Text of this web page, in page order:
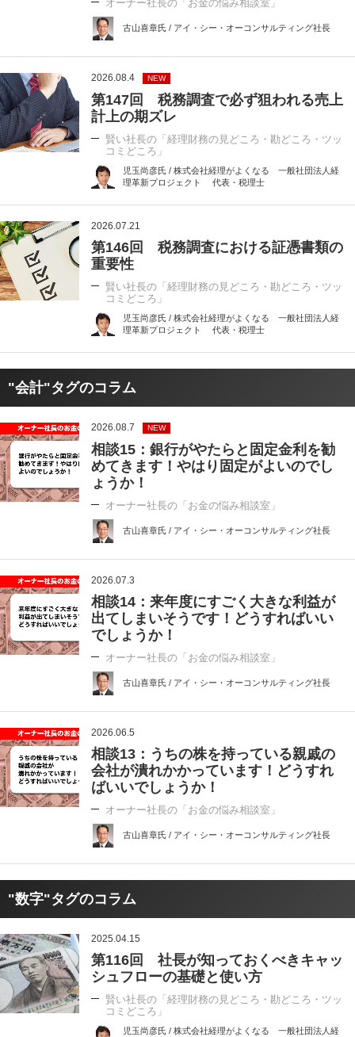
オーナー社長の「お金の悩み相談室」
古山喜章氏 / アイ・シー・オーコンサルティング社長
2026.08.4 NEW
第147回 税務調査で必ず狙われる売上
計上の期ズレ
賢い社長の「経理財務の見どころ・勘どころ・ツッ
コミどころ」
児玉尚彦氏 / 株式会社経理がよくなる 一般社団法人経
理革新プロジェクト 代表・税理士
2026.07.21
第146回 税務調査における証憑書類の
重要性
賢い社長の「経理財務の見どころ・勘どころ・ツッ
コミどころ」
児玉尚彦氏 / 株式会社経理がよくなる 一般社団法人経
理革新プロジェクト 代表・税理士
"会計"タグのコラム
2026.08.7 NEW
相談15：銀行がやたらと固定金利を勧
めてきます！やはり固定がよいのでし
ょうか！
オーナー社長の「お金の悩み相談室」
古山喜章氏 / アイ・シー・オーコンサルティング社長
2026.07.3
相談14：来年度にすごく大きな利益が
出てしまいそうです！どうすればいい
でしょうか！
オーナー社長の「お金の悩み相談室」
古山喜章氏 / アイ・シー・オーコンサルティング社長
2026.06.5
相談13：うちの株を持っている親戚の
会社が潰れかかっています！どうすれ
ばいいでしょうか！
オーナー社長の「お金の悩み相談室」
古山喜章氏 / アイ・シー・オーコンサルティング社長
"数字"タグのコラム
2025.04.15
第116回 社長が知っておくべきキャッ
シュフローの基礎と使い方
賢い社長の「経理財務の見どころ・勘どころ・ツッ
コミどころ」
児玉尚彦氏 / 株式会社経理がよくなる 一般社団法人経